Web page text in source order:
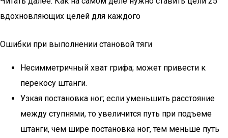
вдохновляющих целей для каждого
Ошибки при выполнении становой тяги
Несимметричный хват грифа; может привести к
перекосу штанги.
Узкая постановка ног; если уменьшить расстояние
между ступнями, то увеличится путь при подъеме
штанги, чем шире постановка ног, тем меньше путь